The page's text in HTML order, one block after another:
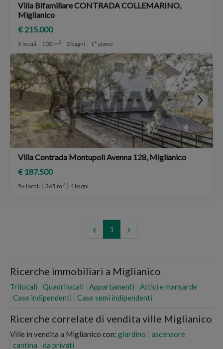
Villa Bifamiliare CONTRADA COLLEMARINO,
Miglianico
€ 215.000
5 locali 102 m2 2 bagni 1° piano
Villa Contrada Montupoli Avenna 128, Miglianico
€ 187.500
5+ locali 365 m2 4 bagni
1
Ricerche immobiliari a Miglianico
Trilocali Quadrilocali Appartamenti
Attici e mansarde
Case indipendenti
Case semi indipendenti
Ricerche correlate di vendita ville Miglianico
Ville in vendita a Miglianico con: giardino
ascensore
cantina
da privati